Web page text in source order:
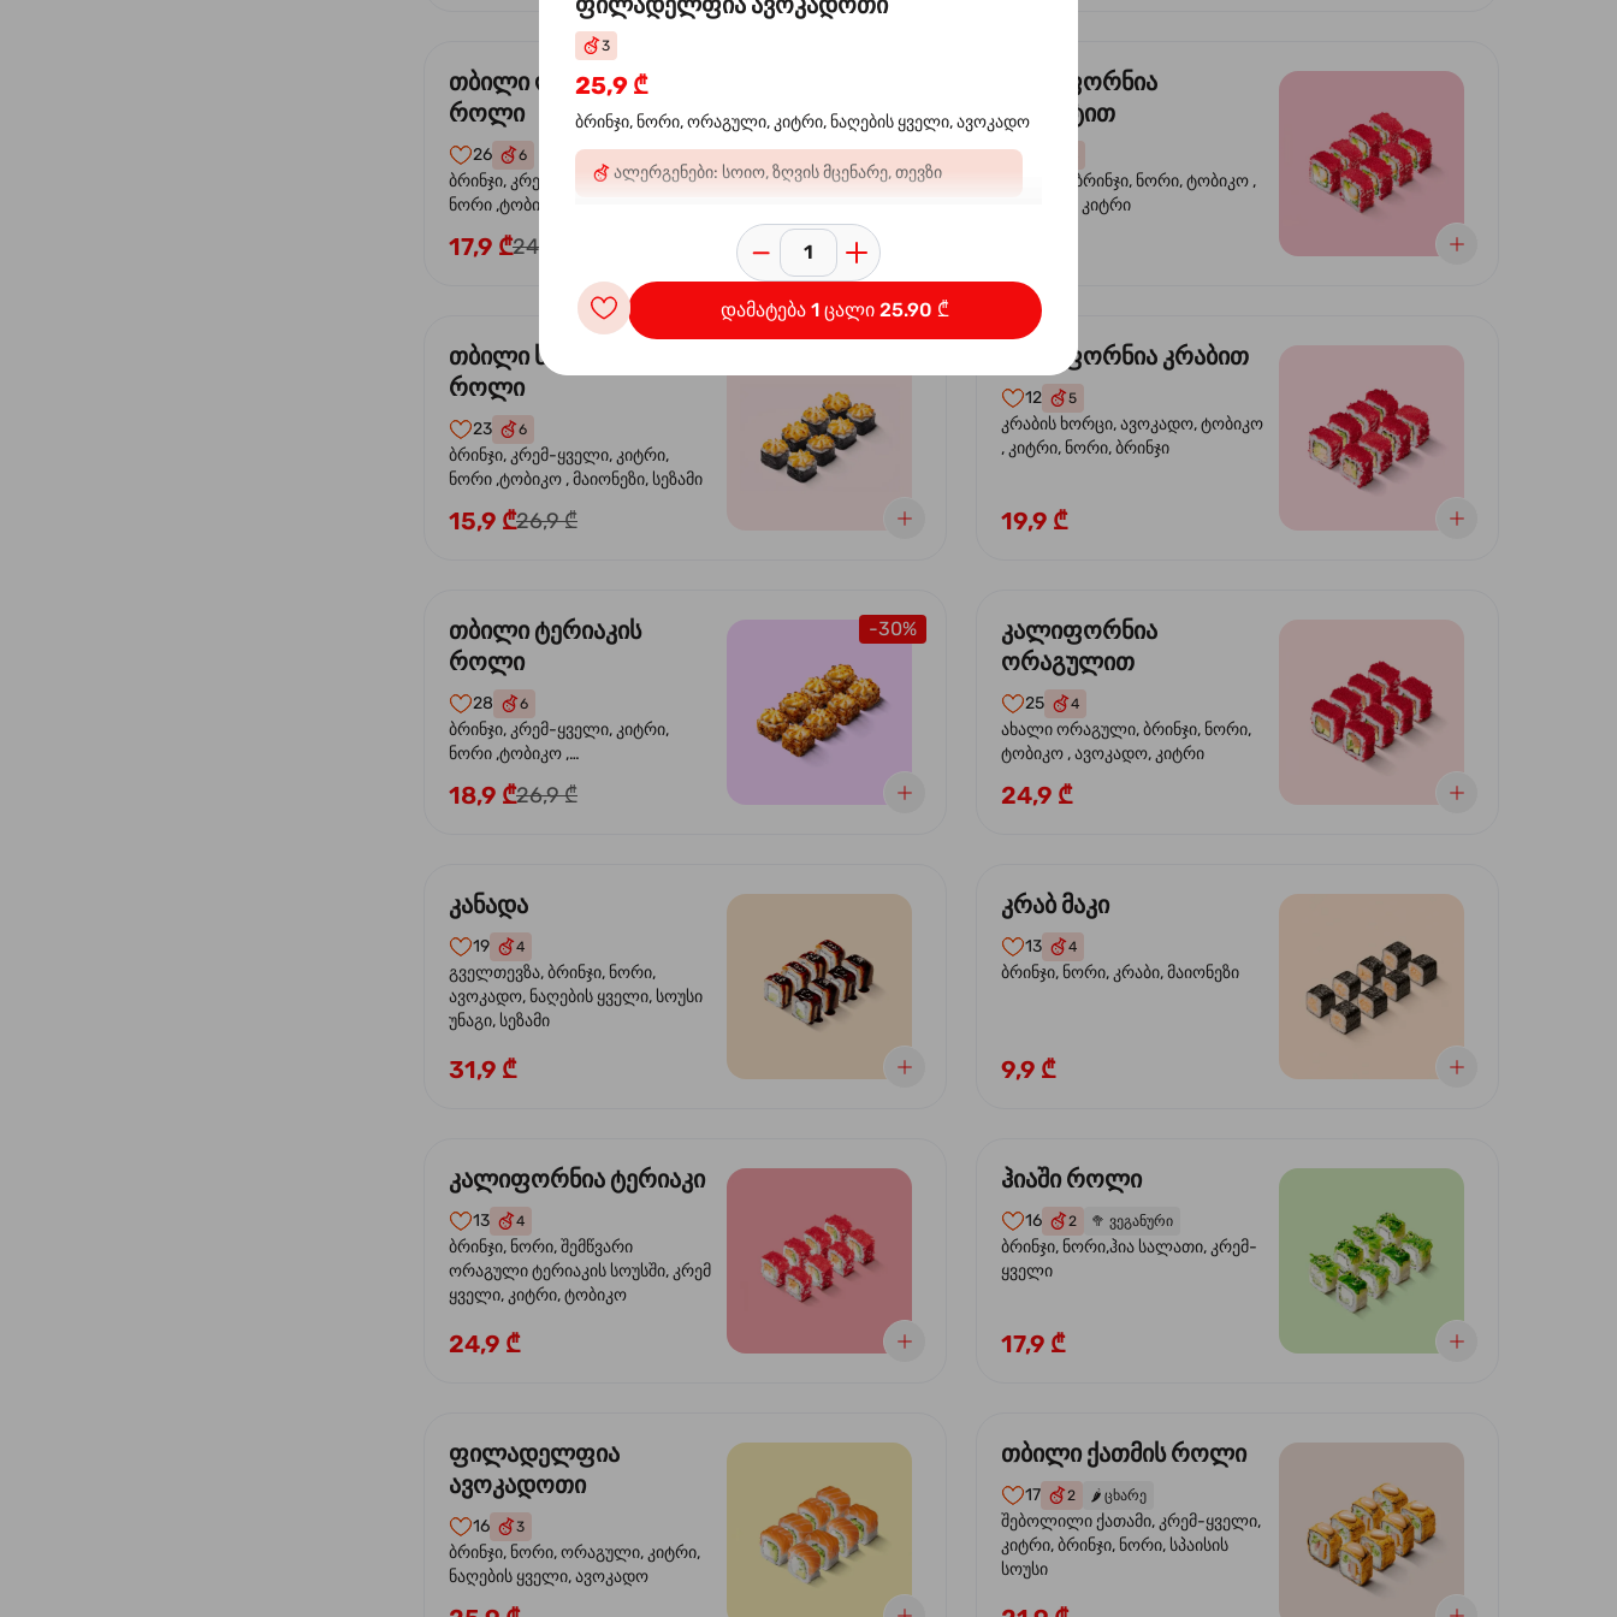
თბილი ორაგულის
როლი
26 6
ბრინჯი, კრემ-ყველი, კიტრი,
ნორი ,ტობიკო , მაიონეზი,
ფოთოლი
17,9 ₾24,9 ₾
კალიფორნია
კრევეტით
კრევეტი, ბრინჯი, ნორი, ტობიკო ,
ავოკადო, კიტრი
თბილი სიყვარული
როლი
23 6
ბრინჯი, კრემ-ყველი, კიტრი,
ნორი ,ტობიკო , მაიონეზი, სეზამი
15,9 ₾26,9 ₾
კალიფორნია კრაბით
12 5
კრაბის ხორცი, ავოკადო, ტობიკო
, კიტრი, ნორი, ბრინჯი
19,9 ₾
-30%
თბილი ტერიაკის
როლი
28 6
ბრინჯი, კრემ-ყველი, კიტრი,
ნორი ,ტობიკო ,
სეზამი, ტერიაკის სოუსი
18,9 ₾26,9 ₾
კალიფორნია
ორაგულით
25 4
ახალი ორაგული, ბრინჯი, ნორი,
ტობიკო , ავოკადო, კიტრი
24,9 ₾
კანადა
19 4
გველთევზა, ბრინჯი, ნორი,
ავოკადო, ნაღების ყველი, სოუსი
უნაგი, სეზამი
31,9 ₾
კრაბ მაკი
13 4
ბრინჯი, ნორი, კრაბი, მაიონეზი
9,9 ₾
კალიფორნია ტერიაკი
13 4
ბრინჯი, ნორი, შემწვარი
ორაგული ტერიაკის სოუსში, კრემ
ყველი, კიტრი, ტობიკო
24,9 ₾
ჰიაში როლი
16 2 🥦 ვეგანური
ბრინჯი, ნორი,ჰია სალათი, კრემ-
ყველი
17,9 ₾
ფილადელფია
ავოკადოთი
16 3
ბრინჯი, ნორი, ორაგული, კიტრი,
ნაღების ყველი, ავოკადო
თბილი ქათმის როლი
17 2 🌶️ ცხარე
შებოლილი ქათამი, კრემ-ყველი,
კიტრი, ბრინჯი, ნორი, სპაისის
სოუსი
3
25,9 ₾
ბრინჯი, ნორი, ორაგული, კიტრი, ნაღების ყველი, ავოკადო
ალერგენები: სოიო, ზღვის მცენარე, თევზი
დამატება 1 ცალი 25.90 ₾